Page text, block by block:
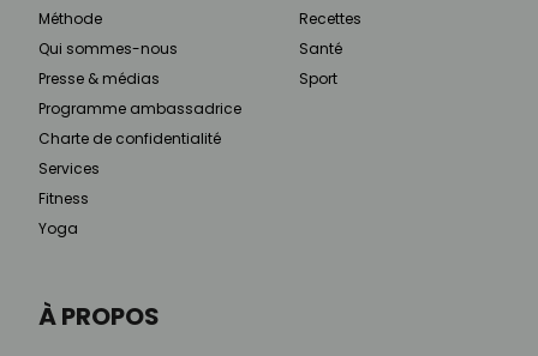
À PROPOS
Méthode
Qui sommes-nous
Presse & médias
Programme ambassadrice
Charte de confidentialité
Services
Fitness
Yoga
Recettes
Santé
Sport